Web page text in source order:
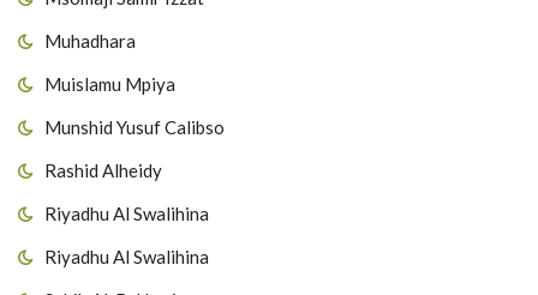
Muhadhara
Muislamu Mpiya
Munshid Yusuf Calibso
Rashid Alheidy
Riyadhu Al Swalihina
Riyadhu Al Swalihina